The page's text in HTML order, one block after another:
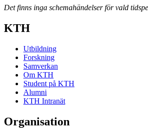
Det finns inga schemahändelser för vald
KTH
Utbildning
Forskning
Samverkan
Om KTH
Student på KTH
Alumni
KTH Intranät
Organisation